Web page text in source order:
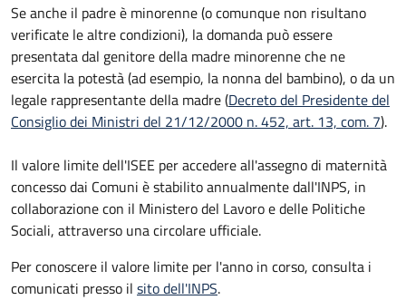
Se anche il padre è minorenne (o comunque non risultano
verificate le altre condizioni), la domanda può essere
presentata dal genitore della madre minorenne che ne
esercita la potestà (ad esempio, la nonna del bambino), o da un
legale rappresentante della madre (Decreto del Presidente del
Consiglio dei Ministri del 21/12/2000 n. 452, art. 13, com. 7).
Il valore limite dell'ISEE per accedere all'assegno di maternità
concesso dai Comuni è stabilito annualmente dall'INPS, in
collaborazione con il Ministero del Lavoro e delle Politiche
Sociali, attraverso una circolare ufficiale.
Per conoscere il valore limite per l'anno in corso, consulta i
comunicati presso il sito dell'INPS.